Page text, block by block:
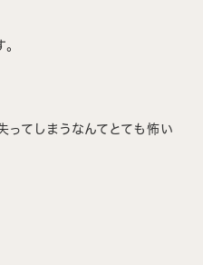
ってしまうなんてとても怖い